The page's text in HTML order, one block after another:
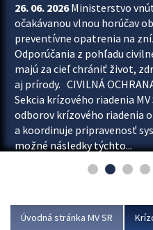
26. 06. 2026Ministerstvo
očakávanou vlnou horúčav
preventívne opatrenia na
Odporúčania z pohľadu
majú za cieľ chrániť život,
aj prírody. CIVILNÁ
Sekcia krízového riadenia
odborov krízového riadenia
a koordinuje pripravenosť
možné následky týchto...
Úvodná stránka MV SR